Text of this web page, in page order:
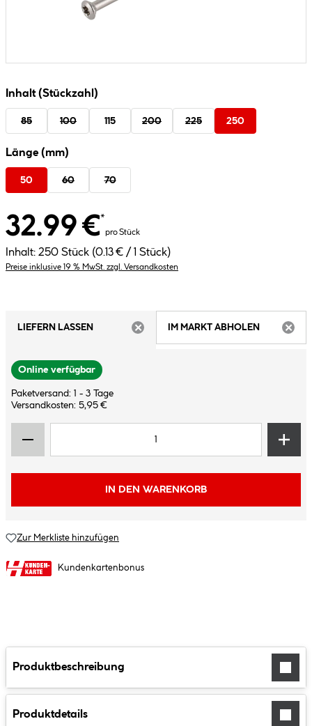
Inhalt (Stückzahl)
85 100 115 200 225 250
Länge (mm)
50 60 70
32.99 €*
pro Stück
Inhalt: 250 Stück (0.13 € / 1 Stück)
Preise inklusive 19 % MwSt. zzgl. Versandkosten
LIEFERN LASSEN
IM MARKT ABHOLEN
Online verfügbar
Paketversand: 1 - 3 Tage
Versandkosten: 5,95 €
IN DEN WARENKORB
Zur Merkliste hinzufügen
Kundenkartenbonus
Produktbeschreibung
Produktdetails